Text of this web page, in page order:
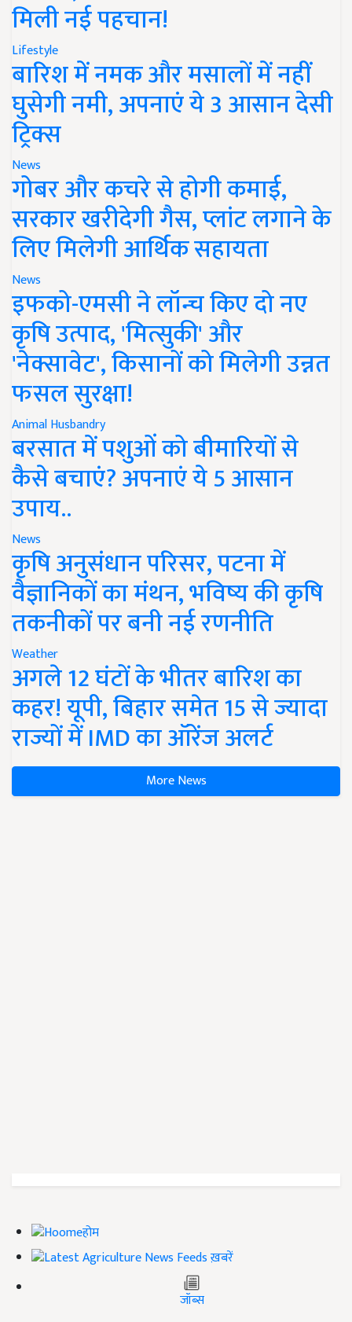
मिली नई पहचान!
Lifestyle
बारिश में नमक और मसालों में नहीं
घुसेगी नमी, अपनाएं ये 3 आसान देसी
ट्रिक्स
News
गोबर और कचरे से होगी कमाई,
सरकार खरीदेगी गैस, प्लांट लगाने के
लिए मिलेगी आर्थिक सहायता
News
इफको-एमसी ने लॉन्च किए दो नए
कृषि उत्पाद, 'मित्सुकी' और
'नेक्सावेट', किसानों को मिलेगी उन्नत
फसल सुरक्षा!
Animal Husbandry
बरसात में पशुओं को बीमारियों से
कैसे बचाएं? अपनाएं ये 5 आसान
उपाय..
News
कृषि अनुसंधान परिसर, पटना में
वैज्ञानिकों का मंथन, भविष्य की कृषि
तकनीकों पर बनी नई रणनीति
Weather
अगले 12 घंटों के भीतर बारिश का
कहर! यूपी, बिहार समेत 15 से ज्यादा
राज्यों में IMD का ऑरेंज अलर्ट
More News
होम
ख़बरें
जॉब्स